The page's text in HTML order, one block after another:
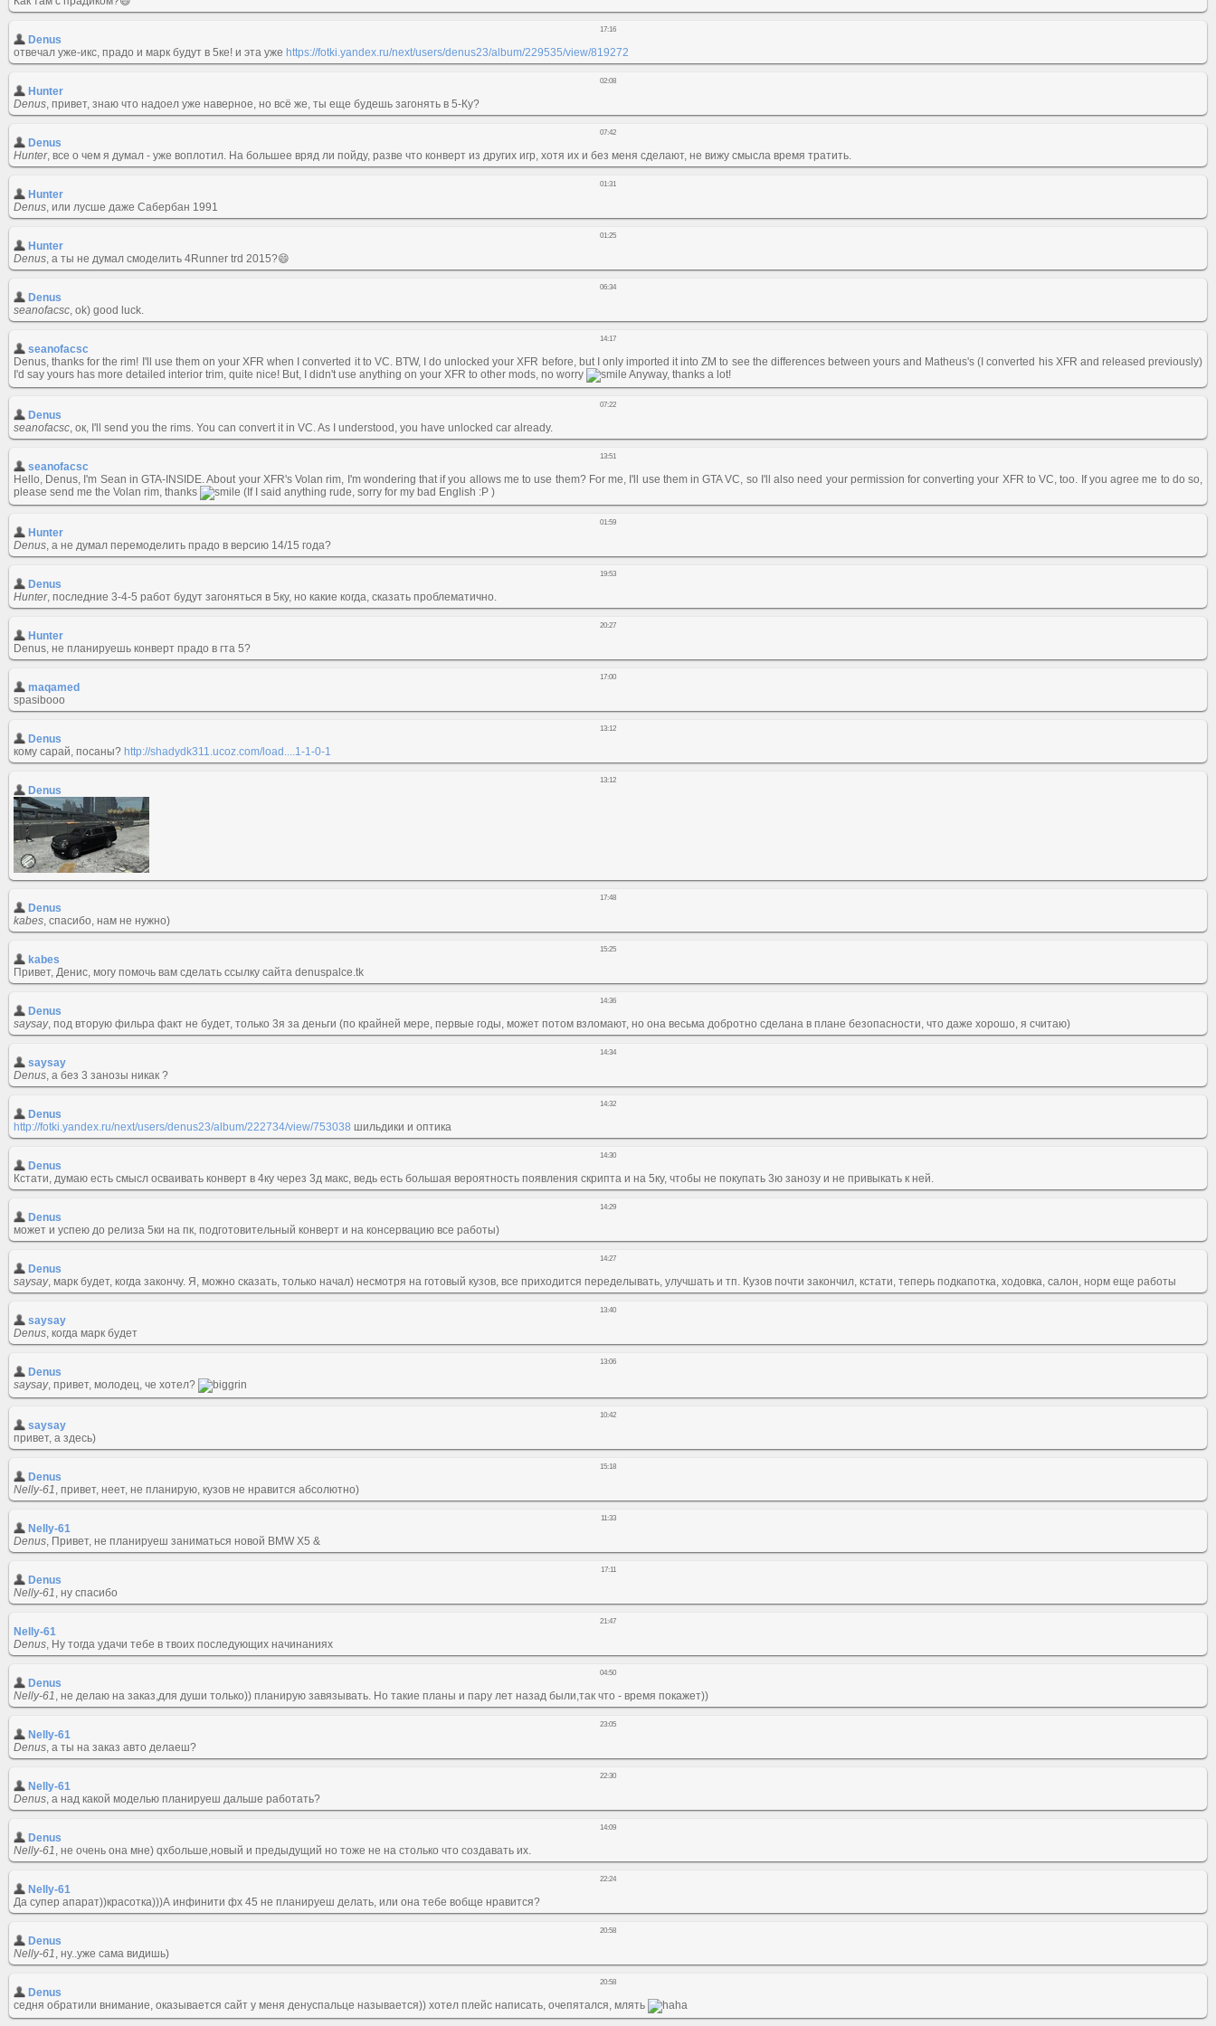
17:16
Denus
отвечал уже-икс, прадо и марк будут в 5ке! и эта уже https://fotki.yandex.ru/next/users/denus23/album/229535/view/819272
02:08
Hunter
Denus, привет, знаю что надоел уже наверное, но всё же, ты еще будешь загонять в 5-Ку?
07:42
Denus
Hunter, все о чем я думал - уже воплотил. На большее вряд ли пойду, разве что конверт из других игр, хотя их и без меня сделают, не вижу смысла время тратить.
01:31
Hunter
Denus, или лусше даже Сабербан 1991
01:25
Hunter
Denus, а ты не думал смоделить 4Runner trd 2015?😄
06:34
Denus
seanofacsc, ok) good luck.
14:17
seanofacsc
Denus, thanks for the rim! I'll use them on your XFR when I converted it to VC. BTW, I do unlocked your XFR before, but I only imported it into ZM to see the differences between yours and Matheus's (I converted his XFR and released previously)
I'd say yours has more detailed interior trim, quite nice! But, I didn't use anything on your XFR to other mods, no worry
Anyway, thanks a lot!
07:22
Denus
seanofacsc, ок, I'll send you the rims. You can convert it in VC. As I understood, you have unlocked car already.
13:51
seanofacsc
Hello, Denus, I'm Sean in GTA-INSIDE. About your XFR's Volan rim, I'm wondering that if you allows me to use them? For me, I'll use them in GTA VC, so I'll also need your permission for converting your XFR to VC, too. If you agree me to do so,
please send me the Volan rim, thanks
(If I said anything rude, sorry for my bad English :P )
01:59
Hunter
Denus, а не думал перемоделить прадо в версию 14/15 года?
19:53
Denus
Hunter, последние 3-4-5 работ будут загоняться в 5ку, но какие когда, сказать проблематично.
20:27
Hunter
Denus, не планируешь конверт прадо в гта 5?
17:00
maqamed
spasibooo
13:12
Denus
кому сарай, посаны? http://shadydk311.ucoz.com/load....1-1-0-1
13:12
Denus
17:48
Denus
kabes, спасибо, нам не нужно)
15:25
kabes
Привет, Денис, могу помочь вам сделать ссылку сайта denuspalce.tk
14:36
Denus
saysay, под вторую фильра факт не будет, только 3я за деньги (по крайней мере, первые годы, может потом взломают, но она весьма добротно сделана в плане безопасности, что даже хорошо, я считаю)
14:34
saysay
Denus, а без 3 занозы никак ?
14:32
Denus
http://fotki.yandex.ru/next/users/denus23/album/222734/view/753038 шильдики и оптика
14:30
Denus
Кстати, думаю есть смысл осваивать конверт в 4ку через 3д макс, ведь есть большая вероятность появления скрипта и на 5ку, чтобы не покупать 3ю занозу и не привыкать к ней.
14:29
Denus
может и успею до релиза 5ки на пк, подготовительный конверт и на консервацию все работы)
14:27
Denus
saysay, марк будет, когда закончу. Я, можно сказать, только начал) несмотря на готовый кузов, все приходится переделывать, улучшать и тп. Кузов почти закончил, кстати, теперь подкапотка, ходовка, салон, норм еще работы
13:40
saysay
Denus, когда марк будет
13:06
Denus
saysay, привет, молодец, че хотел?
10:42
saysay
привет, а здесь)
15:18
Denus
Nelly-61, привет, неет, не планирую, кузов не нравится абсолютно)
11:33
Nelly-61
Denus, Привет, не планируеш заниматься новой BMW X5 &
17:11
Denus
Nelly-61, ну спасибо
21:47
Nelly-61
Denus, Ну тогда удачи тебе в твоих последующих начинаниях
04:50
Denus
Nelly-61, не делаю на заказ,для души только)) планирую завязывать. Но такие планы и пару лет назад были,так что - время покажет))
23:05
Nelly-61
Denus, а ты на заказ авто делаеш?
22:30
Nelly-61
Denus, а над какой моделью планируеш дальше работать?
14:09
Denus
Nelly-61, не очень она мне) qxбольше,новый и предыдущий но тоже не на столько что создавать их.
22:24
Nelly-61
Да супер апарат))красотка)))А инфинити фх 45 не планируеш делать, или она тебе вобще нравится?
20:58
Denus
Nelly-61, ну..уже сама видишь)
20:58
Denus
седня обратили внимание, оказывается сайт у меня денуспальце называется)) хотел плейс написать, очепятался, млять